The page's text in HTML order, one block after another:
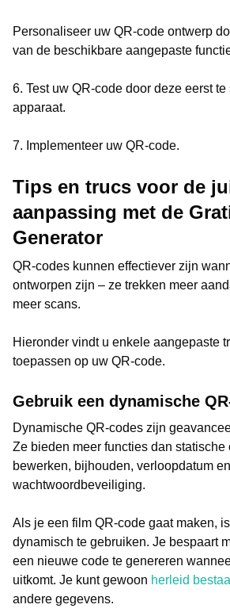
Personaliseer uw QR-code ontwerp
van de beschikbare aangepaste
6. Test uw QR-code door deze eerst
apparaat.
7. Implementeer uw QR-code.
Tips en trucs voor de
aanpassing met de
Generator
QR-codes kunnen effectiever zijn
ontworpen zijn – ze trekken meer
meer scans.
Hieronder vindt u enkele aangepaste
toepassen op uw QR-code.
Gebruik een dynamische
Dynamische QR-codes zijn
Ze bieden meer functies dan statische
bewerken, bijhouden, verloopdatum en
wachtwoordbeveiliging.
Als je een film QR-code gaat maken,
dynamisch te gebruiken. Je bespaart
een nieuwe code te genereren
uitkomt. Je kunt gewoon herleid
andere gegevens.